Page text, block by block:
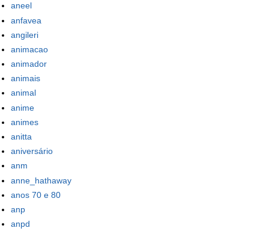
aneel
anfavea
angileri
animacao
animador
animais
animal
anime
animes
anitta
aniversário
anm
anne_hathaway
anos 70 e 80
anp
anpd